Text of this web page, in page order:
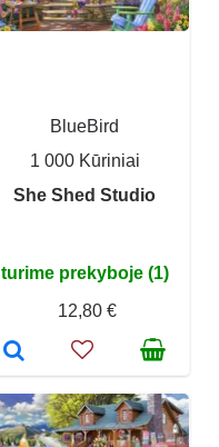
BlueBird
1 000 Kūriniai
She Shed Studio
turime prekyboje (1)
12,80 €